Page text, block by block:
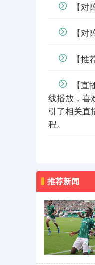
【
【
【
【
线播放，喜
引了相关直
程。
推荐新闻